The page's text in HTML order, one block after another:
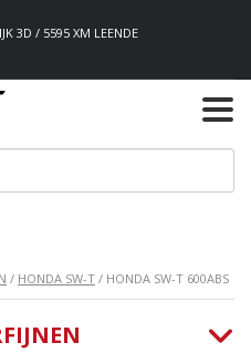
3D / 5595 XM LEENDE
/ HONDA SW-T / HONDA SW-T 600ABS